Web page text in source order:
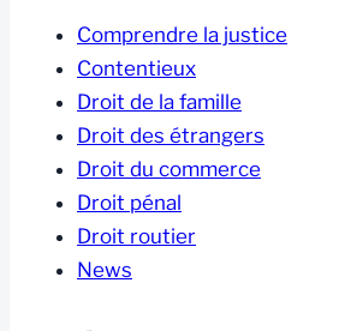
Comprendre la justice
Contentieux
Droit de la famille
Droit des étrangers
Droit du commerce
Droit pénal
Droit routier
News